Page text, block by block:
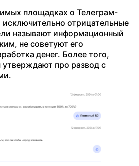
площадках о Телеграм-
исключительно отрицательные
называют информационный
не советуют его
денег. Более того,
про развод с